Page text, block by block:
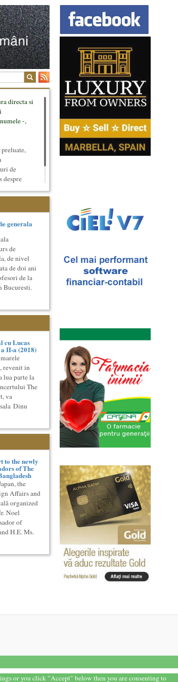
directa si
-,
de
despre
generala
de
de nivel
de doi ani
de la
Bucuresti.
cu Lucas
II-a (2018)
revenit in
lua parte la
The
va
Dinu
to the newly
of The
the
Affairs and
organized
Noel
of
H.E. Ms.
or you click "Accept" below then you are consenting to